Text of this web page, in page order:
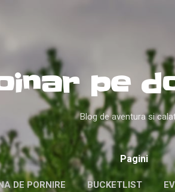
pe
Blog de aventura si
Pagini
DE PORNIRE BUCKETLIST